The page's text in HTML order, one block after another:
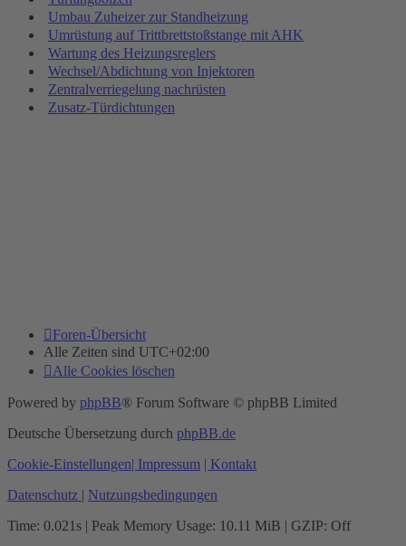
Umbau Zuheizer zur Standheizung
Umrüstung auf Trittbrettstoßstange mit AHK
Wartung des Heizungsreglers
Wechsel/Abdichtung von Injektoren
Zentralverriegelung nachrüsten
Zusatz-Türdichtungen
Foren-Übersicht
Alle Zeiten sind UTC+02:00
Alle Cookies löschen
Powered by phpBB® Forum Software © phpBB Limited
Deutsche Übersetzung durch phpBB.de
Cookie-Einstellungen| Impressum | Kontakt
Datenschutz | Nutzungsbedingungen
Time: 0.021s | Peak Memory Usage: 10.11 MiB | GZIP: Off